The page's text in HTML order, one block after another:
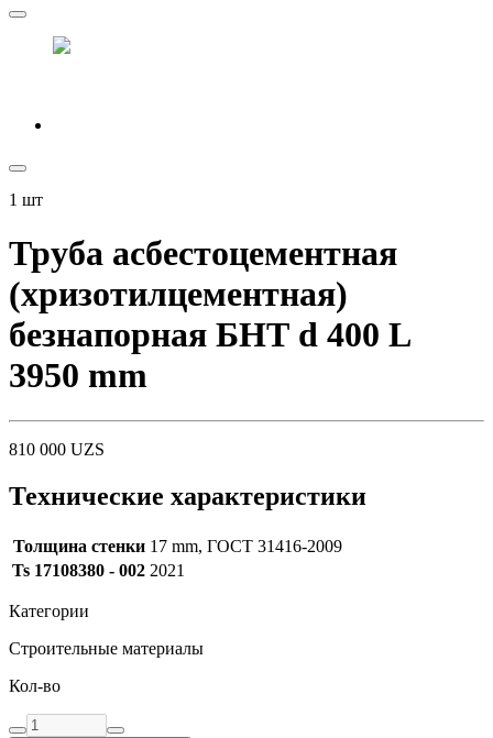
1 шт
Труба асбестоцементная
(хризотилцементная)
безнапорная БНТ d 400 L
3950 mm
810 000 UZS
Технические характеристики
Толщина стенки 17 mm, ГОСТ 31416-2009
Ts 17108380 - 002 2021
Категории
Строительные материалы
Кол-во